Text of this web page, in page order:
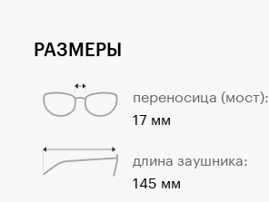
РАЗМЕРЫ
переносица (мост):
17 мм
длина заушника:
145 мм